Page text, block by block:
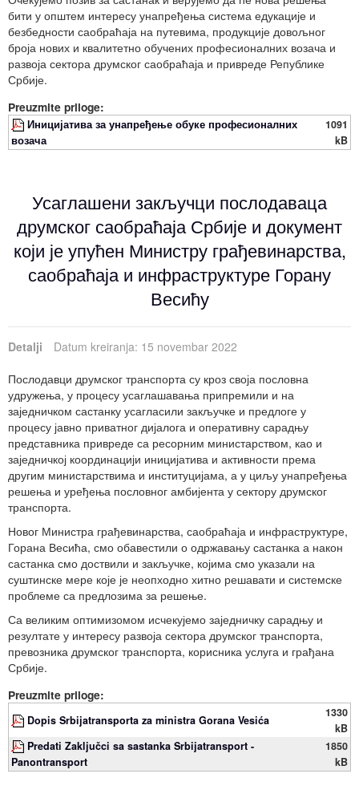
бити у општем интересу унапређења система едукације и
безбедности саобраћаја на путевима, продукције довољног
броја нових и квалитетно обучених професионалних возача и
развоја сектора друмског саобраћаја и привреде Републике
Србије.
Preuzmite priloge:
Иницијатива за унапређење обуке професионалних
возача
1091
kB
Усаглашени закључци послодаваца
друмског саобраћаја Србије и документ
који је упућен Министру грађевинарства,
саобраћаја и инфраструктуре Горану
Весићу
Detalji
Datum kreiranja: 15 novembar 2022
Послодавци друмског транспорта су кроз своја пословна
удружења, у процесу усаглашавања припремили и на
заједничком састанку усагласили закључке и предлоге у
процесу јавно приватног дијалога и оперативну сарадњу
представника привреде са ресорним министарством, као и
заједничкој координацији иницијатива и активности према
другим министарствима и институцијама, а у циљу унапређења
решења и уређења пословног амбијента у сектору друмског
транспорта.
Новог Министра грађевинарства, саобраћаја и инфраструктуре,
Горана Весића, смо обавестили о одржавању састанка а након
састанка смо доствили и закључке, којима смо указали на
суштинске мере које је неопходно хитно решавати и системске
проблеме са предлозима за решење.
Са великим оптимизомом исчекујемо заједничку сарадњу и
резултате у интересу развоја сектора друмског транспорта,
превозника друмског транспорта, корисника услуга и грађана
Србије.
Preuzmite priloge:
Dopis Srbijatransporta za ministra Gorana Vesića
1330
kB
Predati Zaključci sa sastanka Srbijatransport -
Panontransport
1850
kB